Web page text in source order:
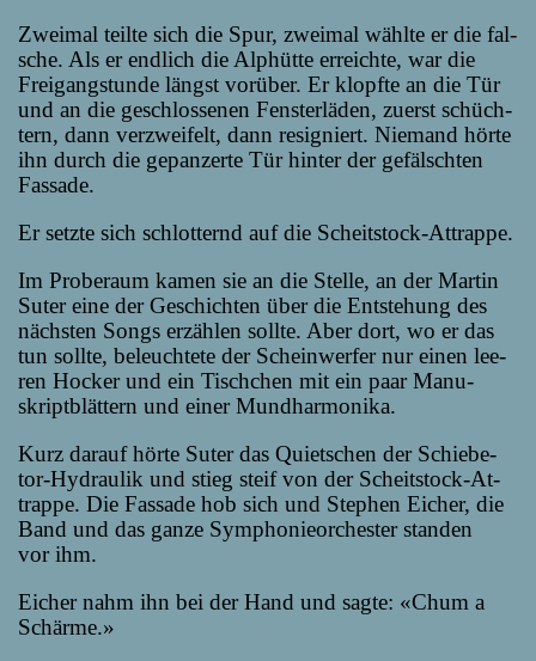
Zwei­mal teil­te sich die Spur, zwei­mal wähl­te er die fal­
sche. Als er end­lich die Alp­hüt­te er­reich­te, war die
Frei­gang­stun­de längst vor­über. Er klopf­te an die Tür
und an die ge­schlos­se­nen Fens­ter­lä­den, zu­erst schüch­
tern, dann ver­zwei­felt, dann re­si­gniert. Nie­mand hör­te
ihn durch die ge­pan­zer­te Tür hin­ter der ge­fälsch­ten
Fassade.
Er setz­te sich schlot­ternd auf die Scheitstock-Attrappe.
Im Pro­be­raum ka­men sie an die Stel­le, an der Mar­tin
Su­ter ei­ne der Ge­schich­ten über die Ent­ste­hung des
nächs­ten Songs er­zäh­len soll­te. Aber dort, wo er das
tun soll­te, be­leuch­te­te der Schein­wer­fer nur ei­nen lee­
ren Ho­cker und ein Tisch­chen mit ein paar Ma­nu­
skript­blät­tern und ei­ner Mundharmonika.
Kurz dar­auf hör­te Su­ter das Quiet­schen der Schie­be­
tor-Hy­d­rau­lik und stieg steif von der Scheits­tock-At­
trap­pe. Die Fas­sa­de hob sich und Ste­phen Ei­cher, die
Band und das gan­ze Sym­pho­nie­or­ches­ter stan­den
vor ihm.
Ei­cher nahm ihn bei der Hand und sag­te: «Chum a
Schärme.»